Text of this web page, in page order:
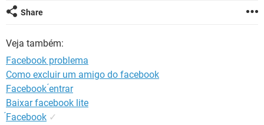
GUIA DE COMPRAS
Share
Veja também:
Facebook problema
Como excluir um amigo do facebook
Facebook ́entrar
Baixar facebook lite
́Facebook ✓